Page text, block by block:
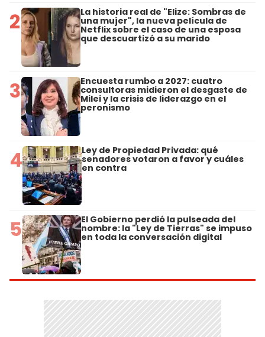
2 La historia real de "Elize: Sombras de
una mujer", la nueva película de
Netflix sobre el caso de una esposa
que descuartizó a su marido
3 Encuesta rumbo a 2027: cuatro
consultoras midieron el desgaste de
Milei y la crisis de liderazgo en el
peronismo
4 Ley de Propiedad Privada: qué
senadores votaron a favor y cuáles
en contra
5 El Gobierno perdió la pulseada del
nombre: la "Ley de Tierras" se impuso
en toda la conversación digital